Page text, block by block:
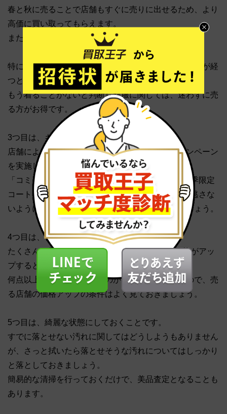
春と秋に売ることで店舗もすぐに売りに出せるため、より
高価に買い取ってもらえます。
また、流行り品はできるだけ早く売る方が良いです。
特に服には流行りというタイムリミットがあり、時間が経
つと一気に商品としての価値が下がってしまいます。
もう着ることがないと判断した服に関しては、迷わずに売
る方がお得です。
3つ目は、キャンペーンを活用することです。
店舗によっては、定期的に特定の商品の買取キャンペーン
を実施していることがあります。
「コミック作品の買取価格20パーセントUP」「冬季限定
コート買取価格10パーセントUP」などの告知は見逃さな
いように定期的にサイトをチェックすると良いでしょう。
4つ目は、まとめて売ることです。
たくさんの量を1度にまとめて売った方が買取価格がアッ
プするというケースはよくあります。
何点以上から価格が上がるのかは店舗ごとに違うので、売
る店舗の価格アップの条件はよく見ておきましょう。
5つ目は、綺麗な状態にしておくことです。
すでに落とせない汚れに関してはどうしようもありません
が、さっと拭いたら落とせそうな汚れについてはしっかり
と落としておきましょう。
簡易的な清掃を行っておくだけで、美品査定となることも
あります。